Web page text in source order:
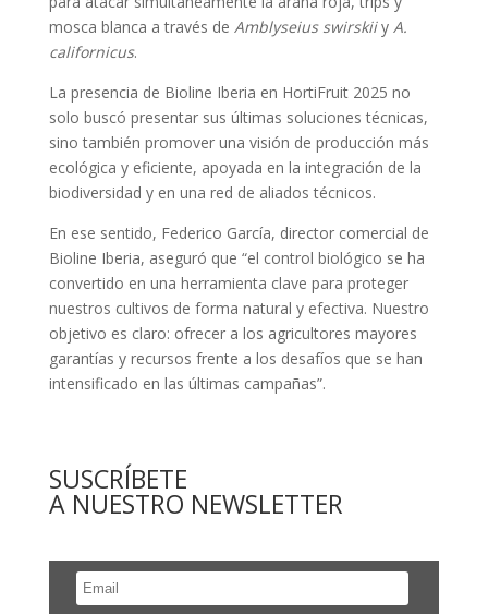
mosca blanca a través de Amblyseius swirskiiy A.
californicus.
La presencia de Bioline Iberia en HortiFruit 2025 no
solo buscó presentar sus últimas soluciones técnicas,
sino también promover una visión de producción más
ecológica y eficiente, apoyada en la integración de la
biodiversidad y en una red de aliados técnicos.
En ese sentido, Federico García, director comercial de
Bioline Iberia, aseguró que “el control biológico se ha
convertido en una herramienta clave para proteger
nuestros cultivos de forma natural y efectiva. Nuestro
objetivo es claro: ofrecer a los agricultores mayores
garantías y recursos frente a los desafíos que se han
intensificado en las últimas campañas”.
SUSCRÍBETE
A NUESTRO NEWSLETTER